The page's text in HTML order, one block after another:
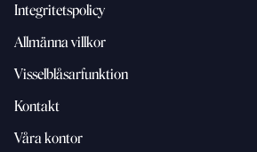
Integritetspolicy
Allmänna villkor
Visselblåsarfunktion
Kontakt
Våra kontor